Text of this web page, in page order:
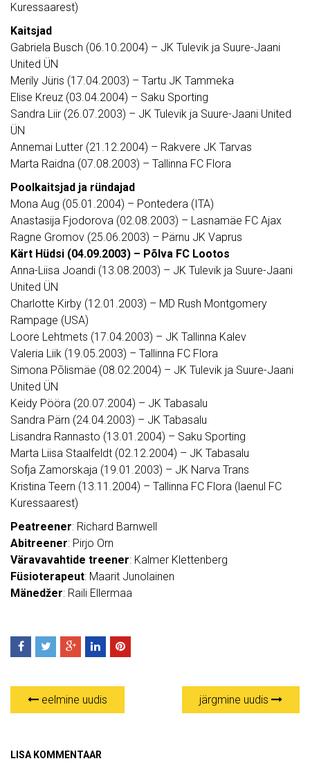
Kuressaarest)
Kaitsjad
Gabriela Busch (06.10.2004) – JK Tulevik ja Suure-Jaani
United ÜN
Merily Jüris (17.04.2003) – Tartu JK Tammeka
Elise Kreuz (03.04.2004) – Saku Sporting
Sandra Liir (26.07.2003) – JK Tulevik ja Suure-Jaani United
ÜN
Annemai Lutter (21.12.2004) – Rakvere JK Tarvas
Marta Raidna (07.08.2003) – Tallinna FC Flora
Poolkaitsjad ja ründajad
Mona Aug (05.01.2004) – Pontedera (ITA)
Anastasija Fjodorova (02.08.2003) – Lasnamäe FC Ajax
Ragne Gromov (25.06.2003) – Pärnu JK Vaprus
Kärt Hüdsi (04.09.2003) – Põlva FC Lootos
Anna-Liisa Joandi (13.08.2003) – JK Tulevik ja Suure-Jaani
United ÜN
Charlotte Kirby (12.01.2003) – MD Rush Montgomery
Rampage (USA)
Loore Lehtmets (17.04.2003) – JK Tallinna Kalev
Valeria Liik (19.05.2003) – Tallinna FC Flora
Simona Põlismäe (08.02.2004) – JK Tulevik ja Suure-Jaani
United ÜN
Keidy Pööra (20.07.2004) – JK Tabasalu
Sandra Pärn (24.04.2003) – JK Tabasalu
Lisandra Rannasto (13.01.2004) – Saku Sporting
Marta Liisa Staalfeldt (02.12.2004) – JK Tabasalu
Sofja Zamorskaja (19.01.2003) – JK Narva Trans
Kristina Teern (13.11.2004) – Tallinna FC Flora (laenul FC
Kuressaarest)
Peatreener: Richard Barnwell
Abitreener: Pirjo Orn
Väravavahtide treener: Kalmer Klettenberg
Füsioterapeut: Maarit Junolainen
Mänedžer: Raili Ellermaa
eelmine uudis järgmine uudis
LISA KOMMENTAAR